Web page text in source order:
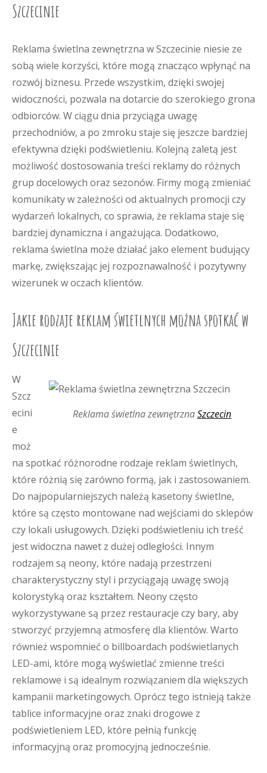
Szczecinie
Reklama świetlna zewnętrzna w Szczecinie niesie ze
sobą wiele korzyści, które mogą znacząco wpłynąć na
rozwój biznesu. Przede wszystkim, dzięki swojej
widoczności, pozwala na dotarcie do szerokiego grona
odbiorców. W ciągu dnia przyciąga uwagę
przechodniów, a po zmroku staje się jeszcze bardziej
efektywna dzięki podświetleniu. Kolejną zaletą jest
możliwość dostosowania treści reklamy do różnych
grup docelowych oraz sezonów. Firmy mogą zmieniać
komunikaty w zależności od aktualnych promocji czy
wydarzeń lokalnych, co sprawia, że reklama staje się
bardziej dynamiczna i angażująca. Dodatkowo,
reklama świetlna może działać jako element budujący
markę, zwiększając jej rozpoznawalność i pozytywny
wizerunek w oczach klientów.
Jakie rodzaje reklam świetlnych można spotkać w
Szczecinie
Reklama świetlna zewnętrznaSzczecin
W
Szcz
ecini
e
moż
na spotkać różnorodne rodzaje reklam świetlnych,
które różnią się zarówno formą, jak i zastosowaniem.
Do najpopularniejszych należą kasetony świetlne,
które są często montowane nad wejściami do sklepów
czy lokali usługowych. Dzięki podświetleniu ich treść
jest widoczna nawet z dużej odległości. Innym
rodzajem są neony, które nadają przestrzeni
charakterystyczny styl i przyciągają uwagę swoją
kolorystyką oraz kształtem. Neony często
wykorzystywane są przez restauracje czy bary, aby
stworzyć przyjemną atmosferę dla klientów. Warto
również wspomnieć o billboardach podświetlanych
LED-ami, które mogą wyświetlać zmienne treści
reklamowe i są idealnym rozwiązaniem dla większych
kampanii marketingowych. Oprócz tego istnieją także
tablice informacyjne oraz znaki drogowe z
podświetleniem LED, które pełnią funkcję
informacyjną oraz promocyjną jednocześnie.